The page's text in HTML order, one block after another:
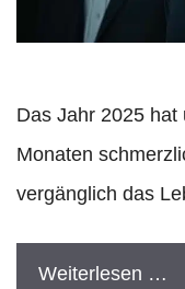
Das Jahr 2025 hat
Monaten
vergänglich das
Weiterlesen …